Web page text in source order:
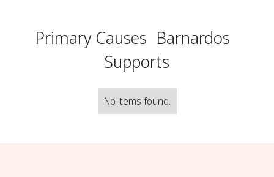
Primary Causes Barnardos
Supports
No items found.